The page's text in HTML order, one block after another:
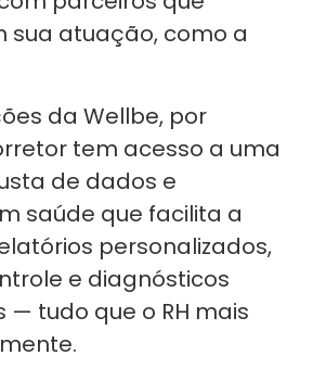
sua atuação, como a
da Wellbe, por
tem acesso a uma
de dados e
saúde que facilita a
personalizados,
e diagnósticos
— tudo que o RH mais